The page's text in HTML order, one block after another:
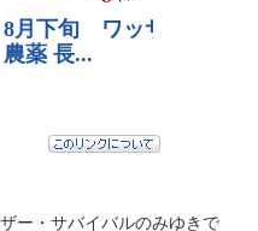
ー・サバイバルのみゆきで